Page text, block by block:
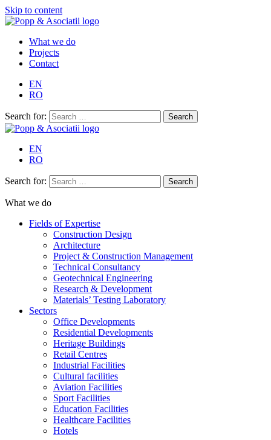
Skip to content
What we do
Projects
Contact
EN
RO
Search for:
EN
RO
Search for:
What we do
Fields of Expertise
Construction Design
Architecture
Project & Construction Management
Technical Consultancy
Geotechnical Engineering
Research & Development
Materials’ Testing Laboratory
Sectors
Office Developments
Residential Developments
Heritage Buildings
Retail Centres
Industrial Facilities
Cultural facilities
Aviation Facilities
Sport Facilities
Education Facilities
Healthcare Facilities
Hotels